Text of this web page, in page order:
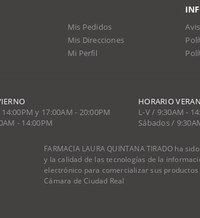
Mis Pedidos
Mis Direcciones
Mi Perfil
y 17:00AM - 20:00PM
- 14:00PM
HORARIO
L-V / 9:30AM -
Sábados /
FARMACIA LAURA QUINTANA TIRADO ha
y la calidad de las tecnologías de la
electrónico para comercializar sus
Cámara de Ciudad Real